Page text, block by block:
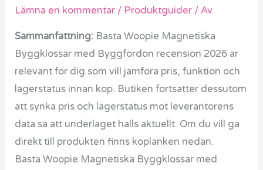
Lämna en kommentar / Produktguider / Av
Sammanfattning: Basta Woopie Magnetiska
Byggklossar med Byggfordon recension 2026 ar
relevant for dig som vill jamfora pris, funktion och
lagerstatus innan kop. Butiken fortsatter dessutom
att synka pris och lagerstatus mot leverantorens
data sa att underlaget halls aktuellt. Om du vill ga
direkt till produkten finns koplanken nedan.
Basta Woopie Magnetiska Byggklossar med